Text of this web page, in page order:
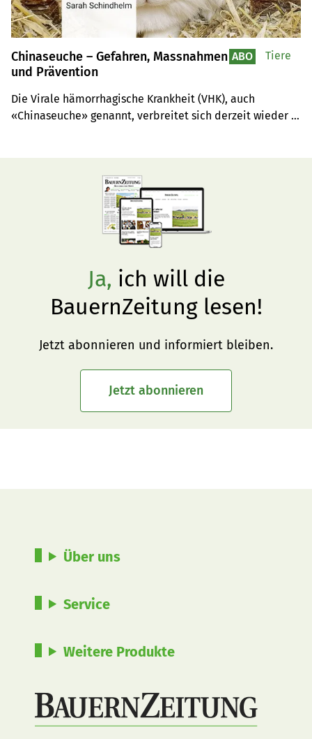
Chinaseuche – Gefahren, Massnahmen
und Prävention
Die Virale hämorrhagische Krankheit (VHK), auch
«Chinaseuche» genannt, verbreitet sich derzeit wieder
ABO Tiere
Ja, ich will die
BauernZeitung lesen!
Jetzt abonnieren und informiert bleiben.
Jetzt abonnieren
Über uns
Service
Weitere Produkte